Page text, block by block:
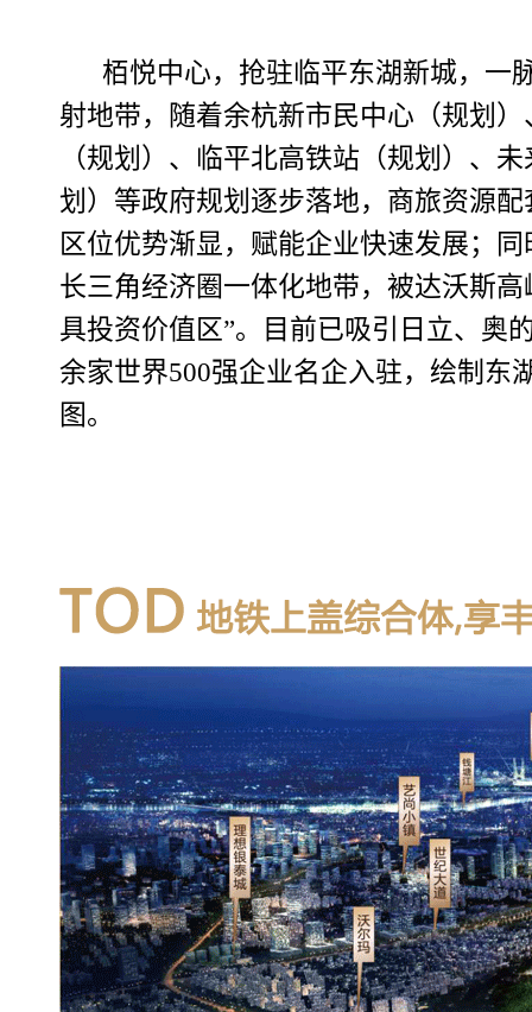
栢悦中心，抢驻临平东湖新城，一
射地带，随着余杭新市民中心（规划
（规划）、临平北高铁站（规划）、
划）等政府规划逐步落地，商旅资源
区位优势渐显，赋能企业快速发展；
长三角经济圈一体化地带，被达沃斯高
具投资价值区”。目前已吸引日立、奥
余家世界500强企业名企入驻，绘制东
图。